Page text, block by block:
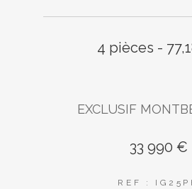
4 pièces -
EXCLUSIF
33 990 €
REF :
Terrasse